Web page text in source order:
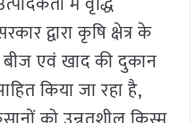
द्वारा कृषि क्षेत्र के
एवं खाद की दुकान
किया जा रहा है,